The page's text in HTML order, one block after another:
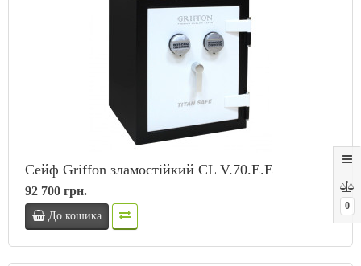
0
Сейф Griffon зламостійкий CL V.70.E.E
92 700 грн.
До кошика